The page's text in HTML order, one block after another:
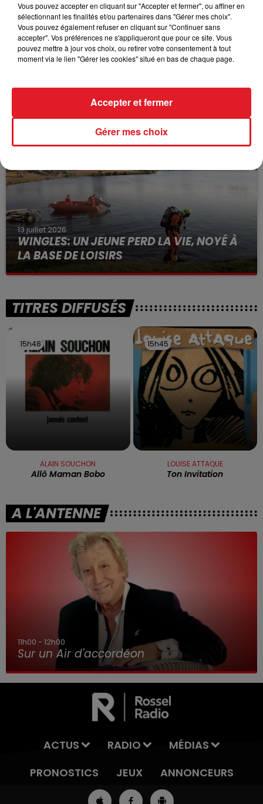
VOLONTAIRE EN COURS, APRÈS LA...
Selon les premiers éléments, le logement servait
à des prostituées
13 juillet 2026
WINGLES: UN JEUNE PERD LA VIE, NOYÉ À
LA BASE DE LOISIRS
La victime a coulé à pic
TITRES DIFFUSÉS
15h48
15h48
ALAIN SOUCHON
Allô Maman Bobo
15h45
15h45
LOUISE ATTAQUE
Ton Invitation
A L'ANTENNE
11h00 - 12h00
Sur un Air d'accordéon
ACTUS RADIO
MÉDIAS
PRONOSTICS
JEUX ANNONCEURS
Vous pouvez accepter en cliquant sur "Accepter et fermer", ou affiner en
sélectionnant les finalités et/ou partenaires dans "Gérer mes choix".
Vous pouvez également refuser en cliquant sur "Continuer sans
accepter". Vos préférences ne s'appliqueront que pour ce site. Vous
pouvez mettre à jour vos choix, ou retirer votre consentement à tout
moment via le lien "Gérer les cookies" situé en bas de chaque page.
Gérer mes choix
Accepter et fermer